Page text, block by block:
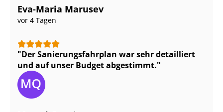
Eva-Maria Marusev
vor 4 Tagen
Der Sa­nie­rungs­fahr­plan war sehr detailliert
und auf unser Budget abgestimmt.